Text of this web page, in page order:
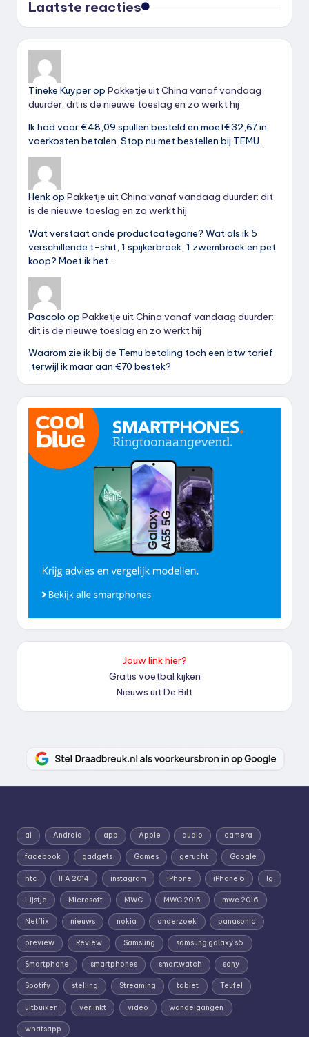
Laatste reacties
Tineke Kuyperop Pakketje uit China vanaf vandaag
duurder: dit is de nieuwe toeslag en zo werkt hij
Ik had voor €48,09 spullen besteld en moet€32,67 in
voerkosten betalen. Stop nu met bestellen bij TEMU.
Henkop Pakketje uit China vanaf vandaag duurder: dit
is de nieuwe toeslag en zo werkt hij
Wat verstaat onde productcategorie? Wat als ik 5
verschillende t-shit, 1 spijkerbroek, 1 zwembroek en pet
koop? Moet ik het…
Pascolo op Pakketje uit China vanaf vandaag duurder:
dit is de nieuwe toeslag en zo werkt hij
Waarom zie ik bij de Temu betaling toch een btw tarief
,terwijl ik maar aan €70 bestek?
Jouw link hier?
Gratis voetbal kijken
Nieuws uit De Bilt
ai Android app Apple audio camera
facebook gadgets Games gerucht Google
htc IFA 2014 instagram iPhone iPhone 6 lg
Lijstje Microsoft MWC MWC 2015 mwc 2016
Netflix nieuws nokia onderzoek panasonic
preview Review Samsung samsung galaxy s6
Smartphone smartphones smartwatch sony
Spotify stelling Streaming tablet Teufel
uitbuiken verlinkt video wandelgangen
whatsapp